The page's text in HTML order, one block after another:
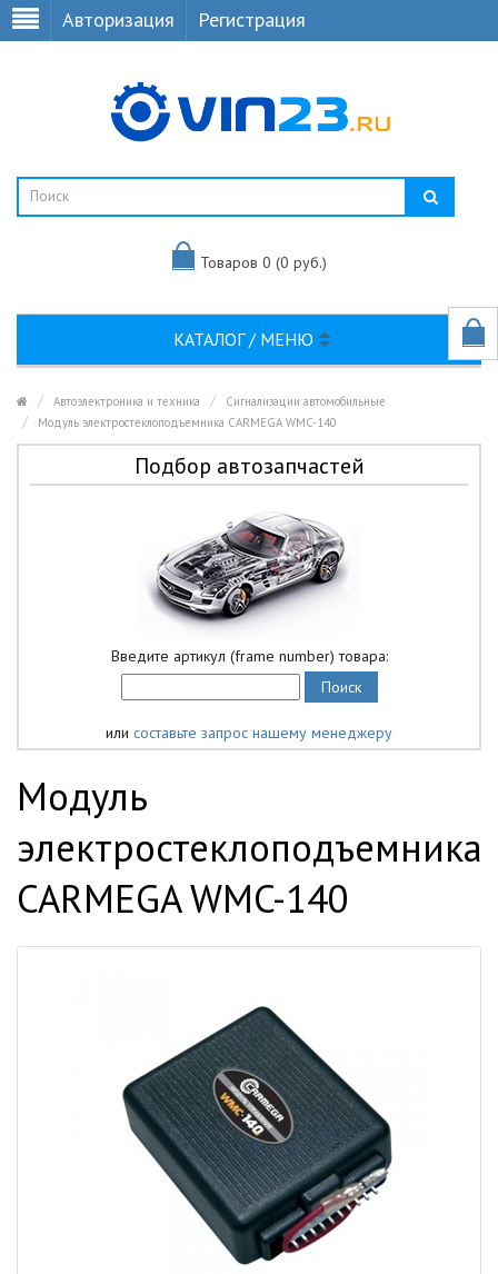
Авторизация Регистрация
Товаров 0 (0 руб.)
КАТАЛОГ / МЕНЮ
Автоэлектроника и техника
Сигнализации автомобильные
Модуль электростеклоподъемника CARMEGA WMC-140
Подбор автозапчастей
Введите артикул (frame number) товара:
или составьте запрос нашему менеджеру
Модуль
электростеклоподъемника
CARMEGA WMC-140